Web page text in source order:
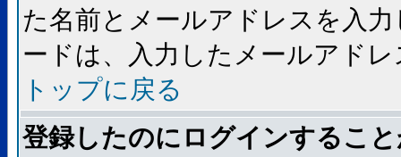
た名前とメールアドレスを入
ードは、入力したメールアド
トップに戻る
登録したのにログインするこ